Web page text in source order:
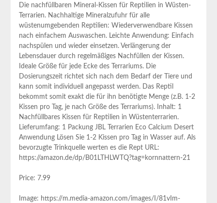
Die nachfüllbaren Mineral-Kissen für Reptilien in Wüsten-
Terrarien. Nachhaltige Mineralzufuhr für alle
wüstenumgebenden Reptilien: Wiederverwendbare Kissen
nach einfachem Auswaschen. Leichte Anwendung: Einfach
nachspülen und wieder einsetzen. Verlängerung der
Lebensdauer durch regelmäßiges Nachfüllen der Kissen.
Ideale Größe für jede Ecke des Terrariums. Die
Dosierungszeit richtet sich nach dem Bedarf der Tiere und
kann somit individuell angepasst werden. Das Reptil
bekommt somit exakt die für ihn benötigte Menge (z.B. 1-2
Kissen pro Tag, je nach Größe des Terrariums). Inhalt: 1
Nachfüllbares Kissen für Reptilien in Wüstenterrarien.
Lieferumfang: 1 Packung JBL Terrarien Eco Calcium Desert
Anwendung Lösen Sie 1-2 Kissen pro Tag in Wasser auf. Als
bevorzugte Trinkquelle werten es die Rept URL:
https://amazon.de/dp/B01LTHLWTQ?tag=kornnattern-21
Price: 7.99
Image: https://m.media-amazon.com/images/I/81vIm-